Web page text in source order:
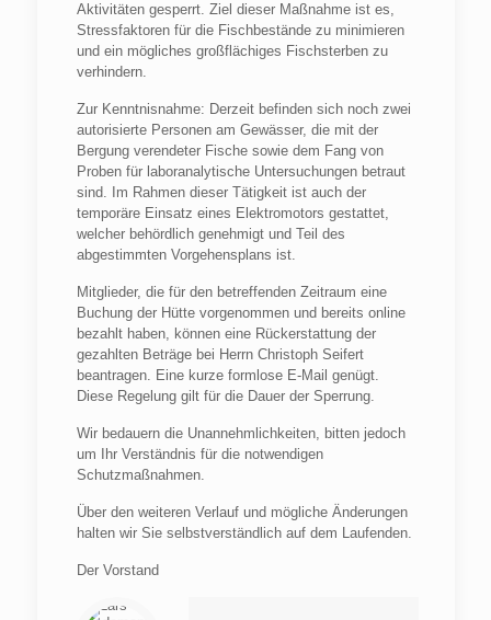
Aktivitäten gesperrt. Ziel dieser Maßnahme ist es,
Stressfaktoren für die Fischbestände zu minimieren
und ein mögliches großflächiges Fischsterben zu
verhindern.
Zur Kenntnisnahme: Derzeit befinden sich noch zwei
autorisierte Personen am Gewässer, die mit der
Bergung verendeter Fische sowie dem Fang von
Proben für laboranalytische Untersuchungen betraut
sind. Im Rahmen dieser Tätigkeit ist auch der
temporäre Einsatz eines Elektromotors gestattet,
welcher behördlich genehmigt und Teil des
abgestimmten Vorgehensplans ist.
Mitglieder, die für den betreffenden Zeitraum eine
Buchung der Hütte vorgenommen und bereits online
bezahlt haben, können eine Rückerstattung der
gezahlten Beträge bei Herrn Christoph Seifert
beantragen. Eine kurze formlose E-Mail genügt.
Diese Regelung gilt für die Dauer der Sperrung.
Wir bedauern die Unannehmlichkeiten, bitten jedoch
um Ihr Verständnis für die notwendigen
Schutzmaßnahmen.
Über den weiteren Verlauf und mögliche Änderungen
halten wir Sie selbstverständlich auf dem Laufenden.
Der Vorstand